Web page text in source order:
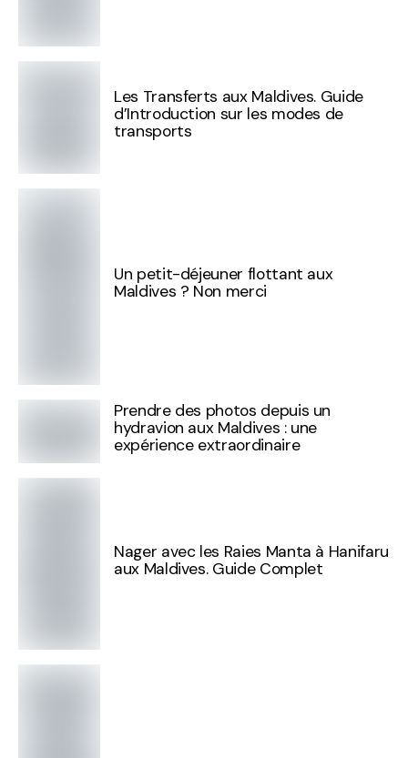
Les Transferts aux Maldives. Guide
d’Introduction sur les modes de
transports
Un petit-déjeuner flottant aux
Maldives ? Non merci
Prendre des photos depuis un
hydravion aux Maldives : une
expérience extraordinaire
Nager avec les Raies Manta à Hanifaru
aux Maldives. Guide Complet